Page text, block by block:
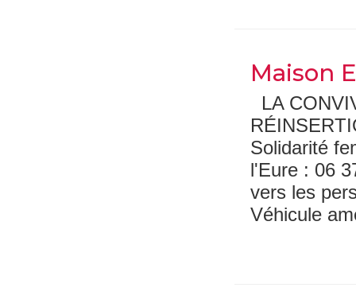
Maison
LA
Solidarité
l'Eure : 06
vers les
Véhicule